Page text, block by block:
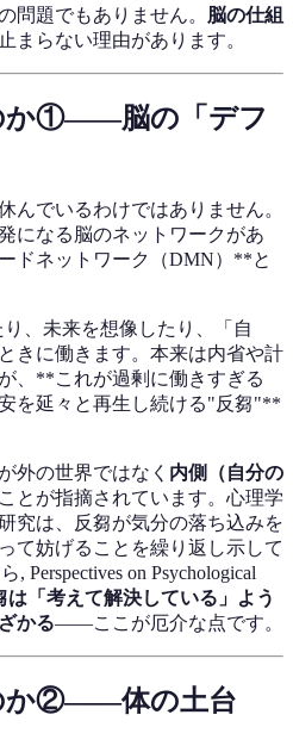
問題でもありません。 脳の仕組
まらない理由があります。
か①——脳の「デフ
んでいるわけではありません。
になる脳のネットワークがあ
ドネットワーク（DMN）**と
、未来を想像したり、「自
きに働きます。本来は内省や計
、**これが過剰に働きすぎる
を延々と再生し続ける"反芻"**
外の世界ではなく 内側（自分の
ことが指摘されています。心理学
究は、反芻が気分の落ち込みを
て妨げることを繰り返し示して
, Perspectives on Psychological
は「考えて解決している」よう
かる——ここが厄介な点です。
か②——体の土台